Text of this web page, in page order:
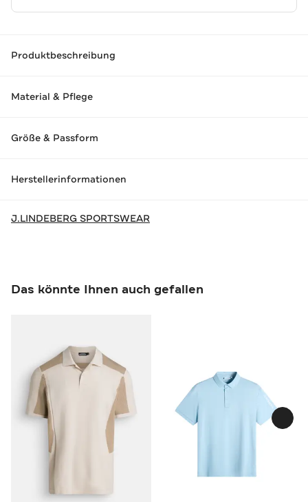
Produktbeschreibung
Material & Pflege
Größe & Passform
Herstellerinformationen
J.LINDEBERG SPORTSWEAR
Das könnte Ihnen auch gefallen